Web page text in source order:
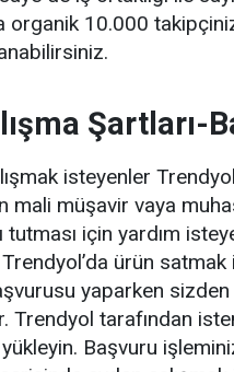
organik 10.000
Şartları-
isteyenler
mali müşavir vaya
tutması için yardım
ürün satmak
yaparken
Trendyol tarafından
Başvuru